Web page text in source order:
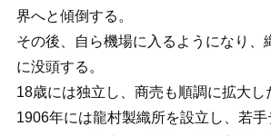
界へと傾倒する。
その後、自ら機場に入るようになり、
に没頭する。
18歳には独立し、商売も順調に拡大し
1906年には龍村製織所を設立し、若手